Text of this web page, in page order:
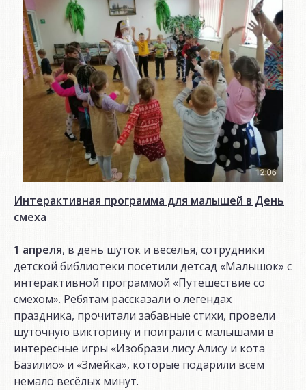
Интерактивная программа для малышей в День
смеха
1 апреля, в день шуток и веселья, сотрудники
детской библиотеки посетили детсад «Малышок» с
интерактивной программой «Путешествие со
смехом». Ребятам рассказали о легендах
праздника, прочитали забавные стихи, провели
шуточную викторину и поиграли с малышами в
интересные игры «Изобрази лису Алису и кота
Базилио» и «Змейка», которые подарили всем
немало весёлых минут.